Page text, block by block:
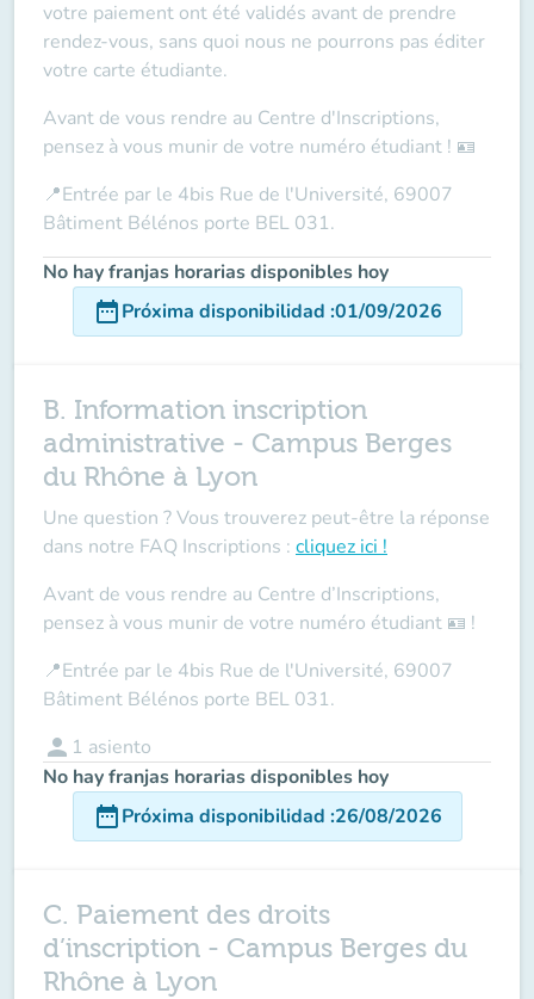
votre paiement ont été validés avant de prendre
rendez-vous, sans quoi nous ne pourrons pas éditer
votre carte étudiante.
Avant de vous rendre au Centre d'Inscriptions,
pensez à vous munir de votre numéro étudiant ! 🪪
📍Entrée par le 4bis Rue de l'Université, 69007
Bâtiment Bélénos porte BEL 031.
No hay franjas horarias disponibles hoy
date_rangePróxima disponibilidad :01/09/2026
B. Information inscription
administrative - Campus Berges
du Rhône à Lyon
Une question ?Vous trouverez peut-être la réponse
dans notre FAQ Inscriptions : cliquez ici !
Avant de vous rendre au Centre d’Inscriptions,
pensez à vous munir de votre numéro étudiant 🪪 !
📍Entrée par le 4bis Rue de l'Université, 69007
Bâtiment Bélénos porte BEL 031.
person 1 asiento
No hay franjas horarias disponibles hoy
date_rangePróxima disponibilidad :26/08/2026
C. Paiement des droits
d’inscription - Campus Berges du
Rhône à Lyon